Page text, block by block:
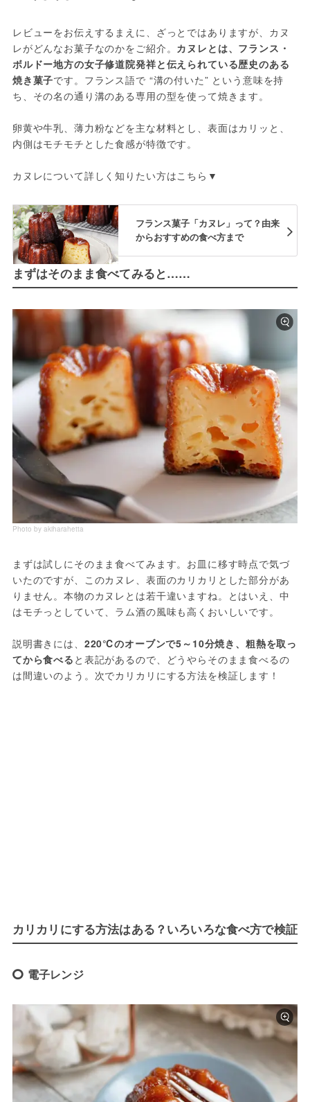
レビューをお伝えするまえに、ざっとではありますが、カヌ
レがどんなお菓子なのかをご紹介。 カヌレとは、フランス・
ボルドー地方の女子修道院発祥と伝えられている歴史のある
焼き菓子です。フランス語で “溝の付いた” という意味を持
ち、その名の通り溝のある専用の型を使って焼きます。
卵黄や牛乳、薄力粉などを主な材料とし、表面はカリッと、
内側はモチモチとした食感が特徴です。
カヌレについて詳しく知りたい方はこちら▼
フランス菓子「カヌレ」って？由来
からおすすめの食べ方まで
まずはそのまま食べてみると……
Photo by akiharahetta
まずは試しにそのまま食べてみます。お皿に移す時点で気づ
いたのですが、このカヌレ、表面のカリカリとした部分があ
りません。本物のカヌレとは若干違いますね。とはいえ、中
はモチっとしていて、ラム酒の風味も高くおいしいです。
説明書きには、 220℃のオーブンで5～10分焼き、粗熱を取っ
てから食べる と表記があるので、どうやらそのまま食べるの
は間違いのよう。次でカリカリにする方法を検証します！
カリカリにする方法はある？いろいろな食べ方で検証
電子レンジ